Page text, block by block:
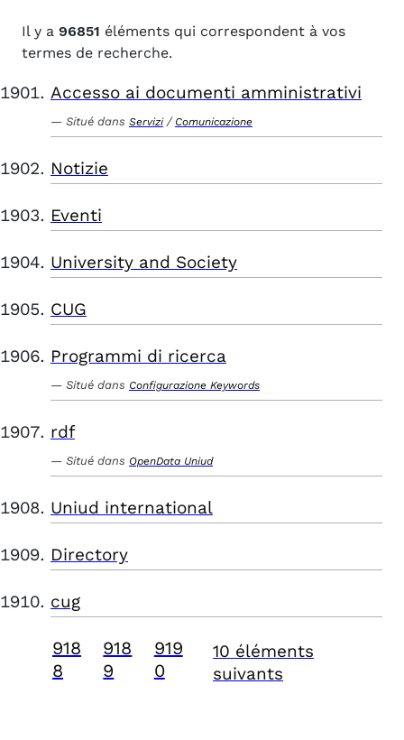
Il y a 96851 éléments qui correspondent à vos
termes de recherche.
Accesso ai documenti amministrativi
Situé dans Servizi / Comunicazione
Notizie
Eventi
University and Society
CUG
Programmi di ricerca
Situé dans Configurazione Keywords
rdf
Situé dans OpenData Uniud
Uniud international
Directory
cug
918
8
918
9
919
0
10 éléments
suivants